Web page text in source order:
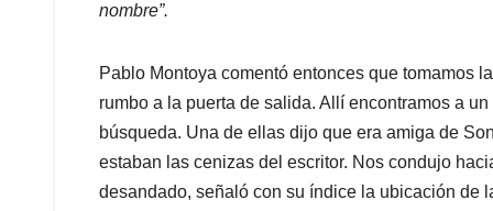
nombre”.
Pablo Montoya comentó entonces que tomamos
rumbo a la puerta de salida. Allí encontramos a
búsqueda. Una de ellas dijo que era amiga de
estaban las cenizas del escritor. Nos condujo
desandado, señaló con su índice la ubicación de